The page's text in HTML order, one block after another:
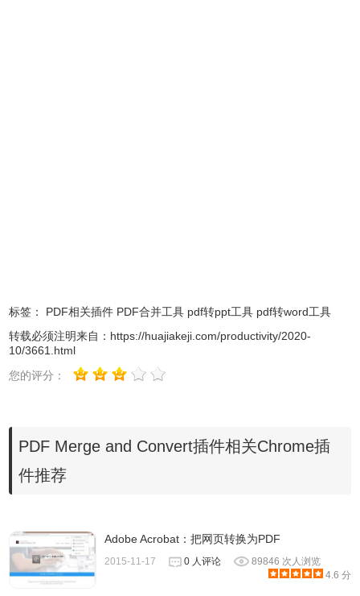
3、插件安装后会出现在 浏览器 右上方的插件栏中，
标签： PDF相关插件 PDF合并工具 pdf转ppt工具 pdf转word工具
转载必须注明来自： https://huajiakeji.com/productivity/2020-
10/3661.html
您的评分：
PDF Merge and Convert插件相关Chrome插
件推荐
Adobe Acrobat：把网页转换为PDF
2015-11-17 0 人评论
89846 次人浏览
4.6 分